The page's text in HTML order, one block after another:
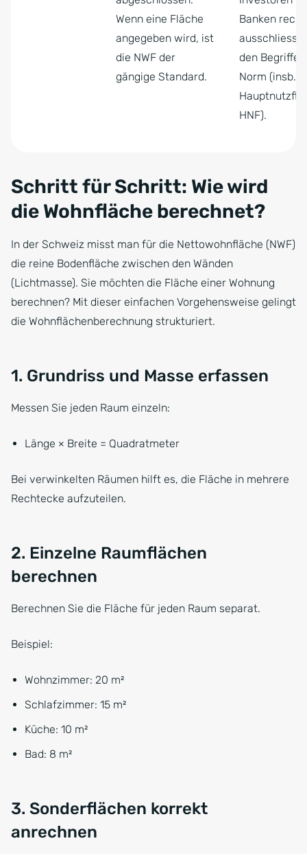
Wenn eine Fläche
angegeben wird, ist
die NWF der
gängige Standard.
Banken
den
Norm (insb.
HNF).
Schritt für Schritt: Wie wird
die Wohnfläche berechnet?
In der Schweiz misst man für die Nettowohnfläche (NWF)
die reine Bodenfläche zwischen den Wänden
(Lichtmasse). Sie möchten die Fläche einer Wohnung
berechnen? Mit dieser einfachen Vorgehensweise gelingt
die Wohnflächenberechnung strukturiert.
1. Grundriss und Masse erfassen
Messen Sie jeden Raum einzeln:
Länge × Breite = Quadratmeter
Bei verwinkelten Räumen hilft es, die Fläche in mehrere
Rechtecke aufzuteilen.
2. Einzelne Raumflächen
berechnen
Berechnen Sie die Fläche für jeden Raum separat.
Beispiel:
Wohnzimmer: 20 m²
Schlafzimmer: 15 m²
Küche: 10 m²
Bad: 8 m²
3. Sonderflächen korrekt
anrechnen